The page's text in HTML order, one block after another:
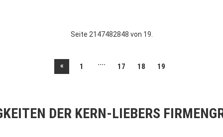
Seite 2147482848 von 19.
« 1 .... 17 18 19
DER KERN-LIEBERS